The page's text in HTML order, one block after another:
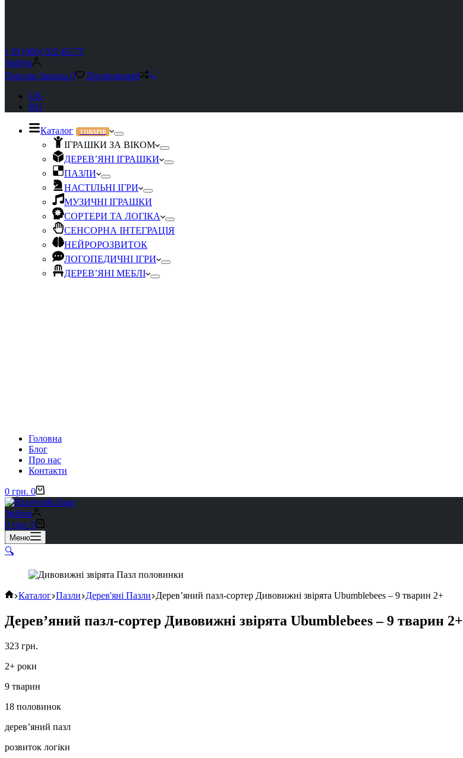
+38 (066) 022-82-75
Увійти
Перелік бажань 0 Порівняння0
UK
RU
Каталог ТОВАРІВ
ІГРАШКИ ЗА ВІКОМ
ДЕРЕВ’ЯНІ ІГРАШКИ
ПАЗЛИ
НАСТІЛЬНІ ІГРИ
МУЗИЧНІ ІГРАШКИ
СОРТЕРИ ТА ЛОГІКА
СЕНСОРНА ІНТЕГРАЦІЯ
НЕЙРОРОЗВИТОК
ЛОГОПЕДИЧНІ ІГРИ
ДЕРЕВ’ЯНІ МЕБЛІ
Головна
Блог
Про нас
Контакти
Кошик
0 грн. 0
Увійти
Кошик
0 грн. 0
Меню
🔍
Головна
Каталог Пазли Дерев'яні Пазли Дерев’яний пазл-сортер Дивовижні звірята Ubumblebees – 9 тварин 2+
Дерев’яний пазл-сортер Дивовижні звірята Ubumblebees – 9 тварин 2+
323 грн.
2+ роки
9 тварин
18 половинок
дерев’яний пазл
розвиток логіки